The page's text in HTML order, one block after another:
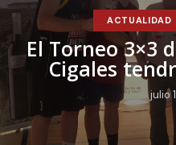
ACTUALIDAD
El Torneo 3×3
Cigales
julio